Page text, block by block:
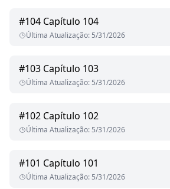
#104 Capítulo 104
Última Atualização: 5/31/2026
#103 Capítulo 103
Última Atualização: 5/31/2026
#102 Capítulo 102
Última Atualização: 5/31/2026
#101 Capítulo 101
Última Atualização: 5/31/2026